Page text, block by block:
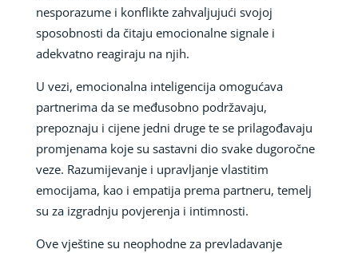
nesporazume i konflikte zahvaljujući svojoj
sposobnosti da čitaju emocionalne signale i
adekvatno reagiraju na njih.
U vezi, emocionalna inteligencija omogućava
partnerima da se međusobno podržavaju,
prepoznaju i cijene jedni druge te se prilagođavaju
promjenama koje su sastavni dio svake dugoročne
veze. Razumijevanje i upravljanje vlastitim
emocijama, kao i empatija prema partneru, temelj
su za izgradnju povjerenja i intimnosti.
Ove vještine su neophodne za prevladavanje